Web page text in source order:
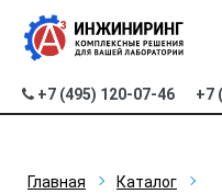
+7 (495) 120-07-46 +7
Главная
Каталог